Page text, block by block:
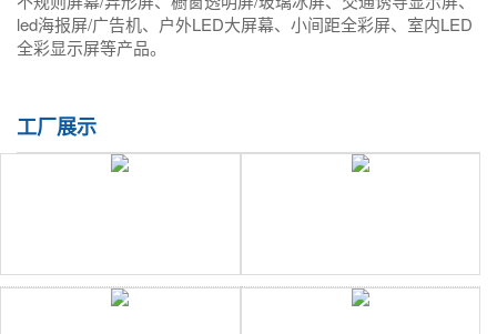
led海报屏/广告机、户外LED大屏幕、小间距全彩屏、室内LED
全彩显示屏等产品。
工厂展示